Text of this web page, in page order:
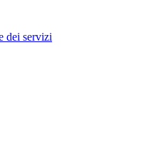
dei servizi